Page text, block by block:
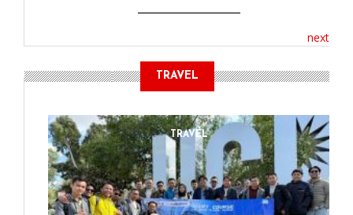
next
TRAVEL
TRAVEL